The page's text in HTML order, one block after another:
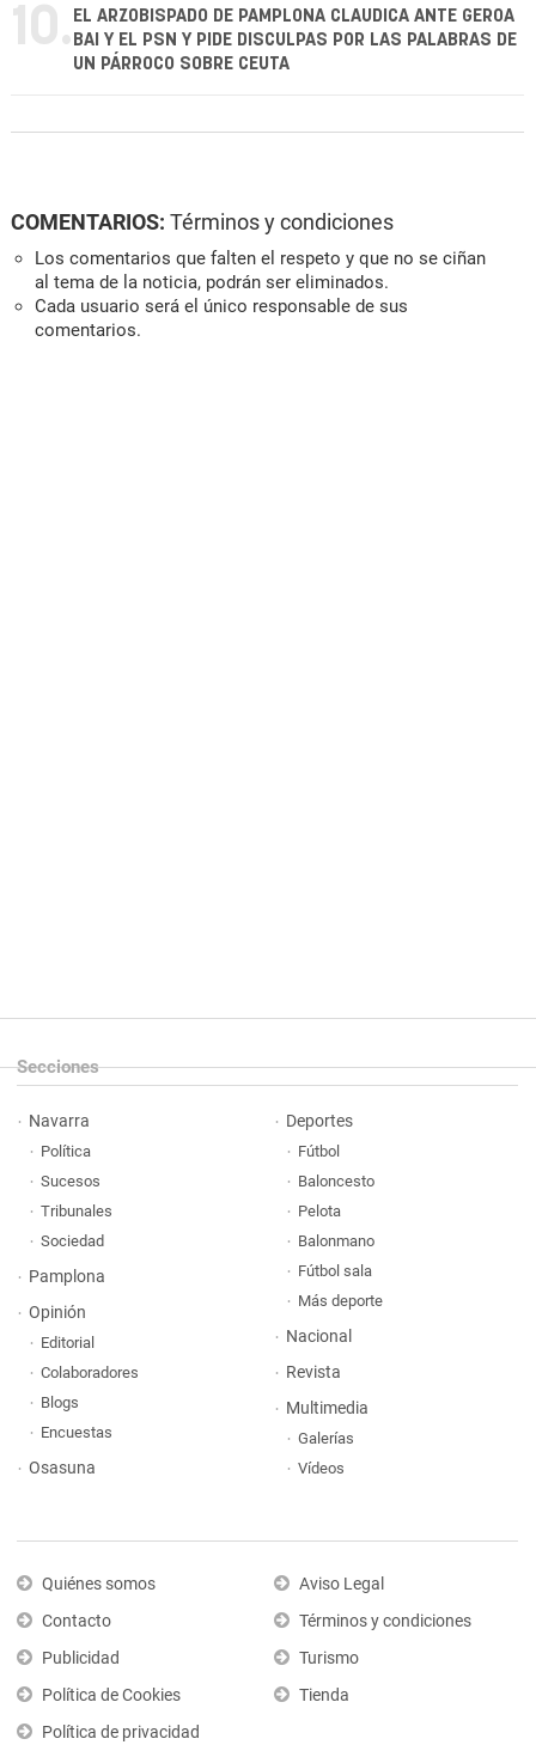
10. EL ARZOBISPADO DE PAMPLONA CLAUDICA ANTE GEROA
BAI Y EL PSN Y PIDE DISCULPAS POR LAS PALABRAS DE
UN PÁRROCO SOBRE CEUTA
COMENTARIOS: Términos y condiciones
Los comentarios que falten el respeto y que no se ciñan
al tema de la noticia, podrán ser eliminados.
Cada usuario será el único responsable de sus
comentarios.
Secciones
Navarra
Política
Sucesos
Tribunales
Sociedad
Pamplona
Opinión
Editorial
Colaboradores
Blogs
Encuestas
Osasuna
Deportes
Fútbol
Baloncesto
Pelota
Balonmano
Fútbol sala
Más deporte
Nacional
Revista
Multimedia
Galerías
Vídeos
Quiénes somos
Contacto
Publicidad
Política de Cookies
Política de privacidad
Aviso Legal
Términos y condiciones
Turismo
Tienda